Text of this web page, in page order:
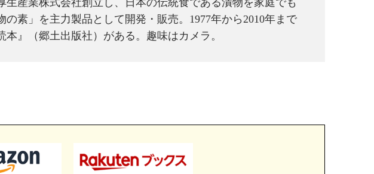
素」を主力製品として開発・販売。1977年から2010年まで
』（郷土出版社）がある。趣味はカメラ。